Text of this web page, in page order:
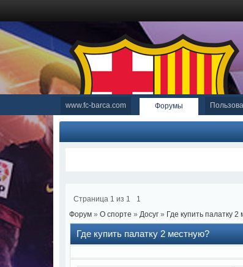
www.fc-barca.com Форумы
Страница 1 из 1
1
Форум » О спорте » Досуг » Где купить палатку 2
Где купить палатку 2 местную?